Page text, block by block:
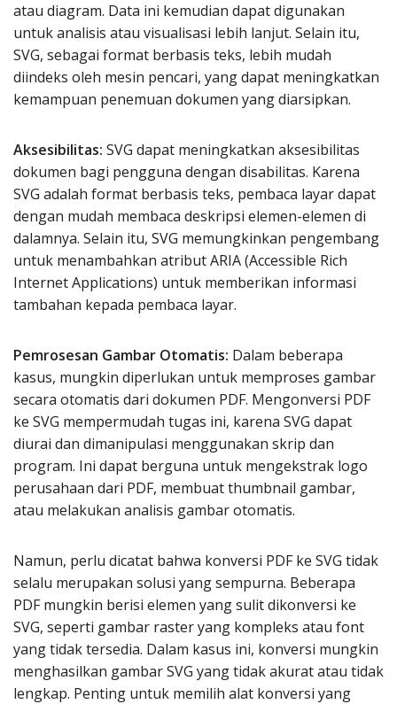
atau diagram. Data ini kemudian dapat digunakan
untuk analisis atau visualisasi lebih lanjut. Selain itu,
SVG, sebagai format berbasis teks, lebih mudah
diindeks oleh mesin pencari, yang dapat meningkatkan
kemampuan penemuan dokumen yang diarsipkan.
Aksesibilitas: SVG dapat meningkatkan aksesibilitas
dokumen bagi pengguna dengan disabilitas. Karena
SVG adalah format berbasis teks, pembaca layar dapat
dengan mudah membaca deskripsi elemen-elemen di
dalamnya. Selain itu, SVG memungkinkan pengembang
untuk menambahkan atribut ARIA (Accessible Rich
Internet Applications) untuk memberikan informasi
tambahan kepada pembaca layar.
Pemrosesan Gambar Otomatis: Dalam beberapa
kasus, mungkin diperlukan untuk memproses gambar
secara otomatis dari dokumen PDF. Mengonversi PDF
ke SVG mempermudah tugas ini, karena SVG dapat
diurai dan dimanipulasi menggunakan skrip dan
program. Ini dapat berguna untuk mengekstrak logo
perusahaan dari PDF, membuat thumbnail gambar,
atau melakukan analisis gambar otomatis.
Namun, perlu dicatat bahwa konversi PDF ke SVG tidak
selalu merupakan solusi yang sempurna. Beberapa
PDF mungkin berisi elemen yang sulit dikonversi ke
SVG, seperti gambar raster yang kompleks atau font
yang tidak tersedia. Dalam kasus ini, konversi mungkin
menghasilkan gambar SVG yang tidak akurat atau tidak
lengkap. Penting untuk memilih alat konversi yang